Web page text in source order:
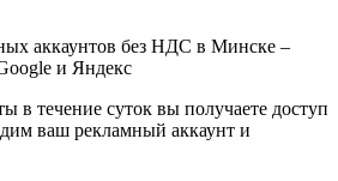
в течение суток вы получаете доступ
ваш рекламный аккаунт и